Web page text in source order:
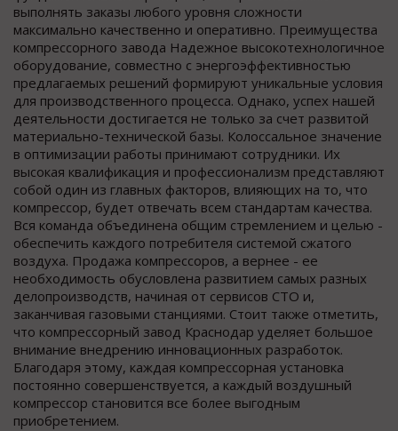
выполнять заказы любого уровня сложности
максимально качественно и оперативно. Преимущества
компрессорного завода Надежное высокотехнологичное
оборудование, совместно с энергоэффективностью
предлагаемых решений формируют уникальные условия
для производственного процесса. Однако, успех нашей
деятельности достигается не только за счет развитой
материально-технической базы. Колоссальное значение
в оптимизации работы принимают сотрудники. Их
высокая квалификация и профессионализм представляют
собой один из главных факторов, влияющих на то, что
компрессор, будет отвечать всем стандартам качества.
Вся команда объединена общим стремлением и целью -
обеспечить каждого потребителя системой сжатого
воздуха. Продажа компрессоров, а вернее - ее
необходимость обусловлена развитием самых разных
делопроизводств, начиная от сервисов СТО и,
заканчивая газовыми станциями. Стоит также отметить,
что компрессорный завод Краснодар уделяет большое
внимание внедрению инновационных разработок.
Благодаря этому, каждая компрессорная установка
постоянно совершенствуется, а каждый воздушный
компрессор становится все более выгодным
приобретением.